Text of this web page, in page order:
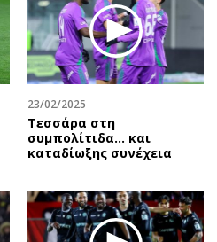
23/02/2025
Τεσσάρα στη
συμπολίτιδα... και
καταδίωξης συνέχεια